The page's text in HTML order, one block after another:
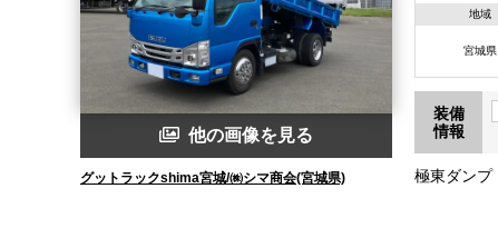
他の画像を見る
グットラックshima宮城/㈱シマ商会(宮城県)
地域
宮城県
装備
情報